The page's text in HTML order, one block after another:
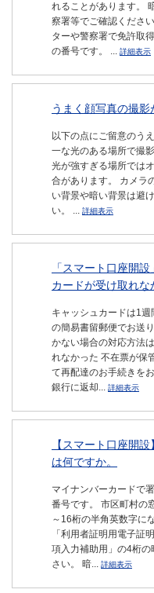
れることがあります。
察署等でご確認くださ
ターや警察署で免許取
の番号です。 ... 詳細表示
うまく顔写真の撮影
以下の点にご留意のう
一な光のある場所で撮
光が強すぎる場所では
合があります。 カメラ
い背景や暗い背景は避
い。 ... 詳細表示
「スマート口座開
カードが受け取れな
キャッシュカードは1
の簡易書留郵便でお送
かない場合の対応方法
れなかった 不在票が保
て再配達のお手続きを
銀行に返却... 詳細表示
【スマート口座開
は何ですか。
マイナンバーカードで
番号です。 市区町村の
～16桁の半角英数字に
「利用者証明用電子証
項入力補助用」の4桁
さい。 暗... 詳細表示